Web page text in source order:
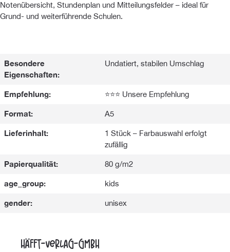
Notenübersicht, Stundenplan und Mitteilungsfelder – ideal für
Grund- und weiterführende Schulen.
Besondere
Eigenschaften:
Undatiert, stabilen Umschlag
Empfehlung: ⭐⭐⭐ Unsere Empfehlung
Format: A5
Lieferinhalt:
1 Stück – Farbauswahl erfolgt
zufällig
Papierqualität: 80 g/m2
age_group: kids
gender: unisex
Häfft-Verlag-GmbH